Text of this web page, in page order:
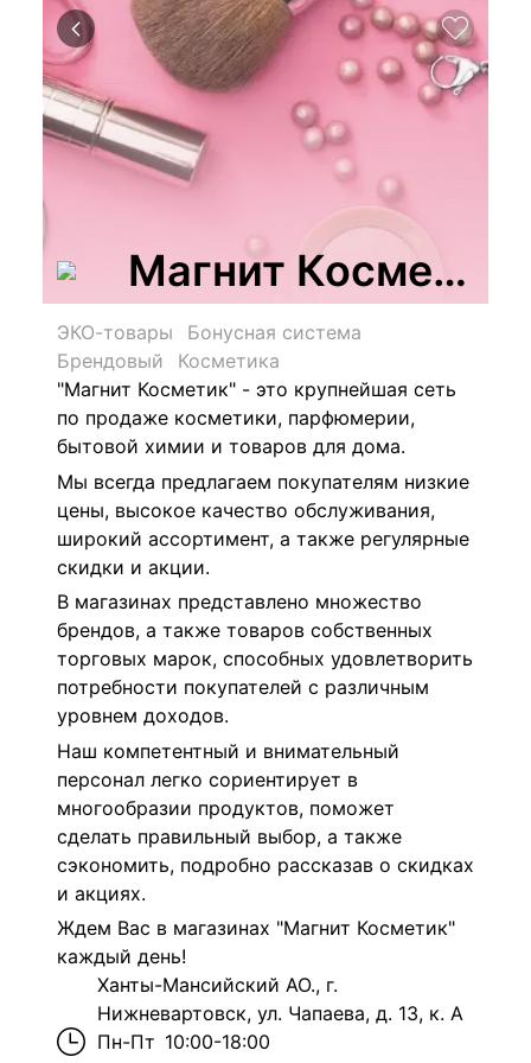
Магнит Косметик
ЭКО-товары
Бонусная система
Брендовый
Косметика
"Магнит Косметик" - это крупнейшая сеть
по продаже косметики, парфюмерии,
бытовой химии и товаров для дома.
Мы всегда предлагаем покупателям низкие
цены, высокое качество обслуживания,
широкий ассортимент, а также регулярные
скидки и акции.
В магазинах представлено множество
брендов, а также товаров собственных
торговых марок, способных удовлетворить
потребности покупателей с различным
уровнем доходов.
Наш компетентный и внимательный
персонал легко сориентирует в
многообразии продуктов, поможет
сделать правильный выбор, а также
сэкономить, подробно рассказав о скидках
и акциях.
Ждем Вас в магазинах "Магнит Косметик"
каждый день!
Ханты-Мансийский АО., г.
Нижневартовск, ул. Чапаева, д. 13, к. А
Пн-Пт 10:00-18:00